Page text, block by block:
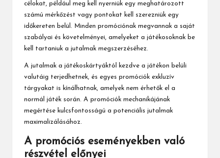
célokat, például meg kell nyerniük egy meghatározott
számú mérkőzést vagy pontokat kell szerezniük egy
időkereten belül. Minden promóciónak megvannak a saját
szabályai és követelményei, amelyeket a játékosoknak be
kell tartaniuk a jutalmak megszerzéséhez.
A jutalmak a játékoskártyáktól kezdve a játékon belüli
valutáig terjedhetnek, és egyes promóciók exkluzív
tárgyakat is kínálhatnak, amelyek nem érhetők el a
normál játék során. A promóciók mechanikájának
megértése kulcsfontosságú a potenciális jutalmak
maximalizálásához.
A promóciós eseményekben való
részvétel előnyei